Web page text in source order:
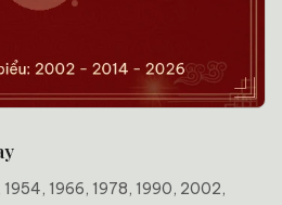
1954, 1966, 1978, 1990, 2002,